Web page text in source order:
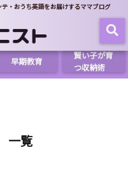
・おうち英語をお届けするママブログ
早期教育
賢い子が育
つ収納術
一覧